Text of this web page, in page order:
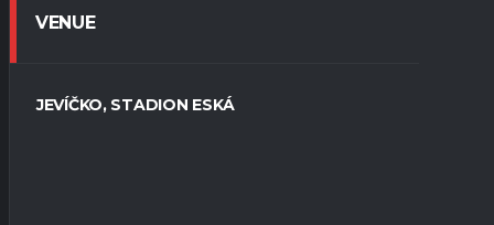
VENUE
JEVÍČKO, STADION ESKÁ